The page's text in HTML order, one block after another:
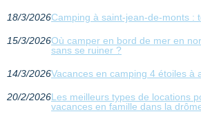
18/3/2026Camping à saint-jean-de-monts :
15/3/2026Où camper en bord de mer en
sans se ruiner ?
14/3/2026Vacances en camping 4 étoiles à
20/2/2026Les meilleurs types de locations
vacances en famille dans la